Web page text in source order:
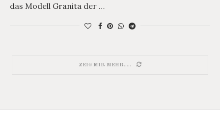
das Modell Granita der …
ZEIG MIR MEHR.....